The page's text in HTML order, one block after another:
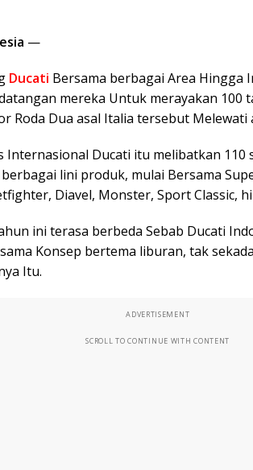
—
Ducati Bersama berbagai Area Hingga
mereka Untuk merayakan 100
Roda Dua asal Italia tersebut Melewati
Internasional Ducati itu melibatkan 110
berbagai lini produk, mulai Bersama
Diavel, Monster, Sport Classic,
ini terasa berbeda Sebab Ducati
Konsep bertema liburan, tak
Itu.
ADVERTISEMENT
SCROLL TO CONTINUE WITH CONTENT